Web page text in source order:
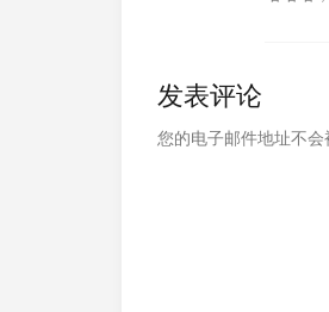
发表评论
您的电子邮件地址不会